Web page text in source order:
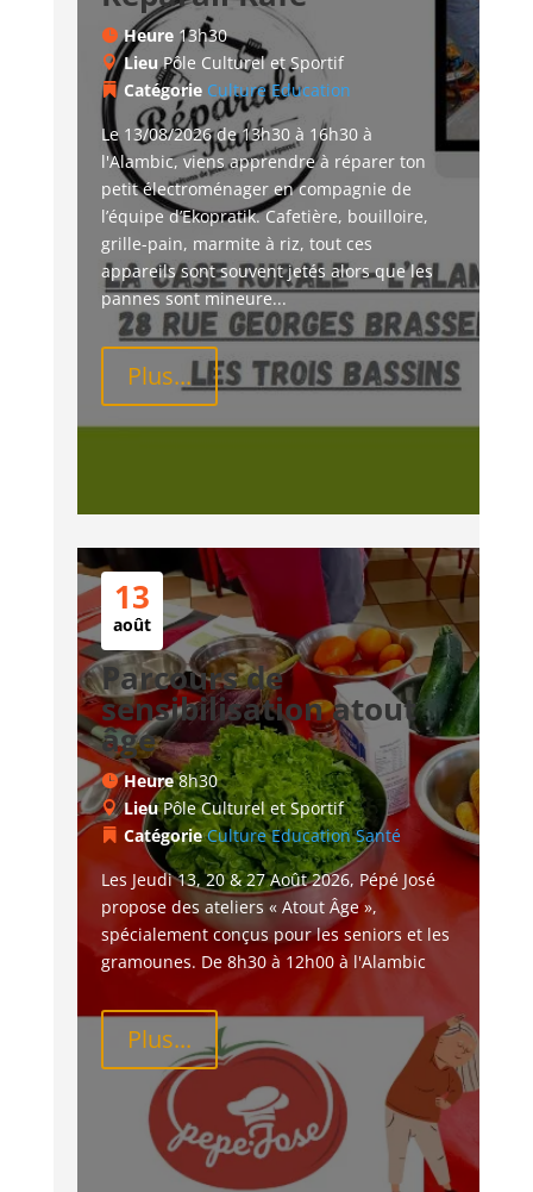
Heure 13h30
LieuPôle Culturel et Sportif
Catégorie Culture Education
Le 13/08/2026 de 13h30 à 16h30 à
l'Alambic, viens apprendre à réparer ton
petit électroménager en compagnie de
l’équipe d’Ekopratik. Cafetière, bouilloire,
grille-pain, marmite à riz, tout ces
appareils sont souvent jetés alors que les
pannes sont mineure...
Plus...
13
août
Parcours de
sensibilisation atout
âge
Heure8h30
LieuPôle Culturel et Sportif
CatégorieCulture Education Santé
Les Jeudi 13, 20 & 27 Août 2026, Pépé José
propose des ateliers « Atout Âge »,
spécialement conçus pour les seniors et les
gramounes. De 8h30 à 12h00 à l'Alambic
Plus...